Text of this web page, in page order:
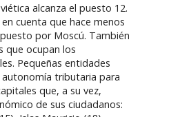
alcanza el puesto 12.
cuenta que hace menos
por Moscú. También
que ocupan los
Pequeñas entidades
tributaria para
que, a su vez,
de sus ciudadanos: